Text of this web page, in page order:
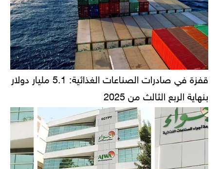
قفزة في صادرات الصناعات الغذائية: 5.1 مليار دولار
بنهاية الربع الثالث من 2025